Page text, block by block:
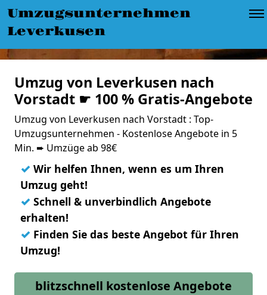
Umzugsunternehmen
Leverkusen
Umzug von Leverkusen nach
Vorstadt ☛ 100 % Gratis-Angebote
Umzug von Leverkusen nach Vorstadt : Top-
Umzugsunternehmen - Kostenlose Angebote in 5
Min. ➨ Umzüge ab 98€
✓ Wir helfen Ihnen, wenn es um Ihren
Umzug geht!
✓ Schnell & unverbindlich Angebote
erhalten!
✓ Finden Sie das beste Angebot für Ihren
Umzug!
blitzschnell kostenlose Angebote